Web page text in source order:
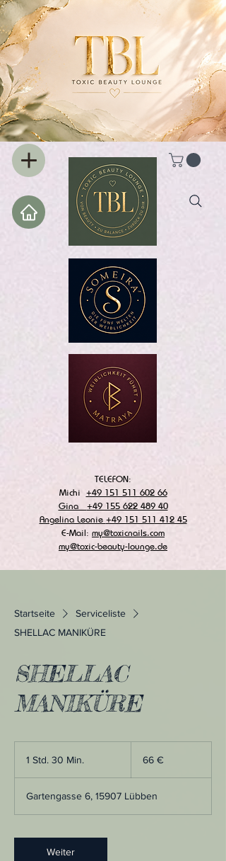
TELEFON:
Michi +49 151 511 602 66
Gina +49 155 622 489 40
Angelina Leonie +49 151 511 412 45
E-Mail: my@toxicnails.com
my@toxic-beauty-lounge.de
Startseite
Serviceliste
SHELLAC MANIKÜRE
SHELLAC
MANIKÜRE
1 Std. 30 Min.
d
3
M
66 €
Gartengasse 6, 15907 Lübben
Weiter